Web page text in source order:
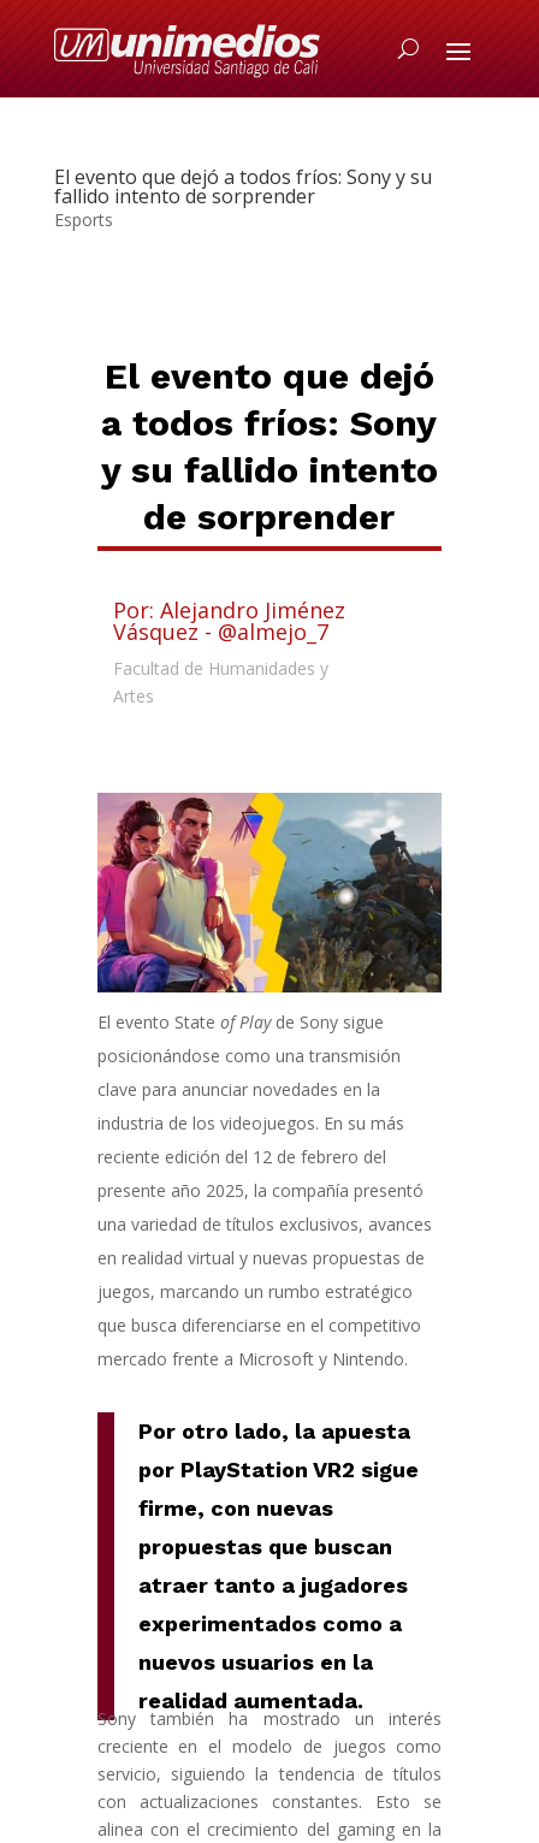
El evento que dejó a todos fríos: Sony y su
fallido intento de sorprender
Esports
El evento que dejó
a todos fríos: Sony
y su fallido intento
de sorprender
Por: Alejandro Jiménez
Vásquez - @almejo_7
Facultad de Humanidades y
Artes
El evento State of Playde Sony sigue
posicionándose como una transmisión
clave para anunciar novedades en la
industria de los videojuegos. En su más
reciente edición del 12 de febrero del
presente año 2025, la compañía presentó
una variedad de títulos exclusivos, avances
en realidad virtual y nuevas propuestas de
juegos, marcando un rumbo estratégico
que busca diferenciarse en el competitivo
mercado frente a Microsoft y Nintendo.
Por otro lado, la apuesta
por PlayStation VR2 sigue
firme, con nuevas
propuestas que buscan
atraer tanto a jugadores
experimentados como a
nuevos usuarios en la
realidad aumentada.
Sony también ha mostrado un interés
creciente en el modelo de juegos como
servicio, siguiendo la tendencia de títulos
con actualizaciones constantes. Esto se
alinea con el crecimiento del gaming en la